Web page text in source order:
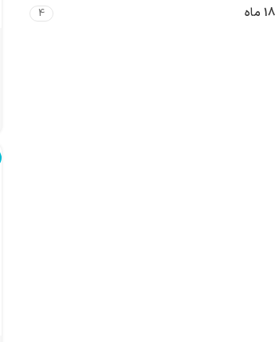
18 ماه 4